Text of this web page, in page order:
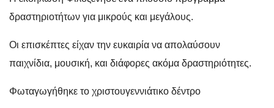
δραστηριοτήτων για μικρούς και μεγάλους.
Οι επισκέπτες είχαν την ευκαιρία να απολαύσουν
παιχνίδια, μουσική, και διάφορες ακόμα δραστηριότητες.
Φωταγωγήθηκε το χριστουγεννιάτικο δέντρο